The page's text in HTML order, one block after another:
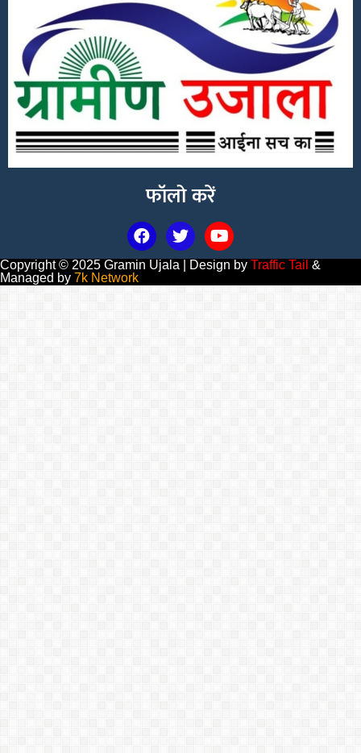
फॉलो करें
Copyright © 2025 Gramin Ujala | Design by Traffic Tail &
Managed by 7k Network